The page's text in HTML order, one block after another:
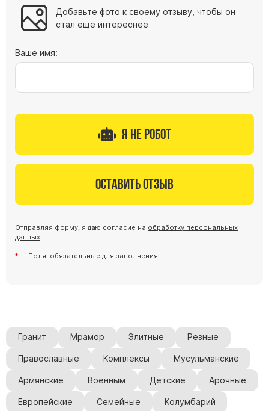
Добавьте фото к своему отзыву, чтобы он
стал еще интереснее
Ваше имя:
Я не робот
Оставить отзыв
Отправляя форму, я даю согласие на обработку персональных
данных
— Поля, обязательные для заполнения
Гранит Мрамор Элитные Резные
Православные Комплексы Мусульманские
Армянские Военным Детские Арочные
Европейские Семейные Колумбарий